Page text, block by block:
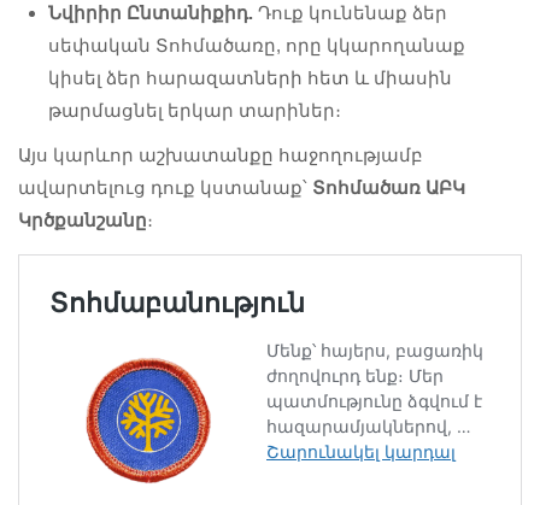
Նվիրիր Ընտանիքիդ. Դուք կունենաք ձեր
սեփական Տոհմածառը, որը կկարողանաք
կիսել ձեր հարազատների հետ և միասին
թարմացնել երկար տարիներ։
Այս կարևոր աշխատանքը հաջողությամբ
ավարտելուց դուք կստանաք՝ Տոհմածառ ԱԲԿ
Կրծքանշանը։